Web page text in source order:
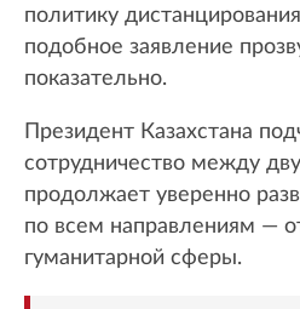
политику
подобное заявление
показательно.
Президент Казахстана
сотрудничество между
продолжает уверенно
по всем направлениям —
гуманитарной сферы.